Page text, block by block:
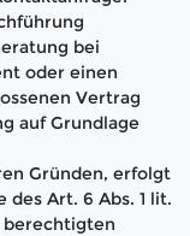
bei
oder einen
Vertrag
auf Grundlage
Gründen, erfolgt
Art. 6 Abs. 1 lit.
berechtigten